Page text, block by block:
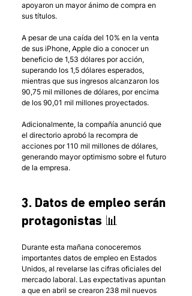
apoyaron un mayor ánimo de compra en
sus títulos.
A pesar de una caída del 10% en la venta
de sus iPhone, Apple dio a conocer un
beneficio de 1,53 dólares por acción,
superando los 1,5 dólares esperados,
mientras que sus ingresos alcanzaron los
90,75 mil millones de dólares, por encima
de los 90,01 mil millones proyectados.
Adicionalmente, la compañía anunció que
el directorio aprobó la recompra de
acciones por 110 mil millones de dólares,
generando mayor optimismo sobre el futuro
de la empresa.
3. Datos de empleo serán
protagonistas 📊
Durante esta mañana conoceremos
importantes datos de empleo en Estados
Unidos, al revelarse las cifras oficiales del
mercado laboral. Las expectativas apuntan
a que en abril se crearon 238 mil nuevos